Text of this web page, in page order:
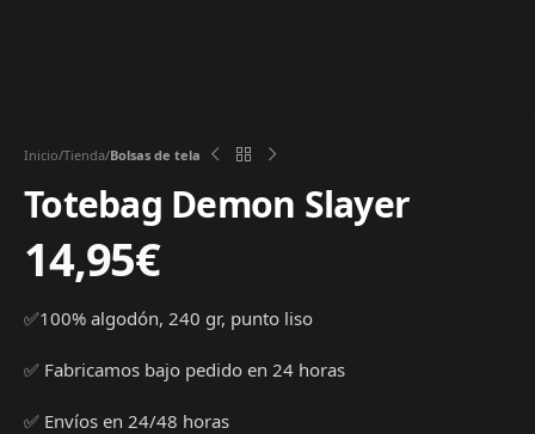
Inicio Tienda Bolsas de tela
Totebag Demon Slayer
14,95€
✅100% algodón, 240 gr, punto liso
✅ Fabricamos bajo pedido en 24 horas
✅ Envíos en 24/48 horas